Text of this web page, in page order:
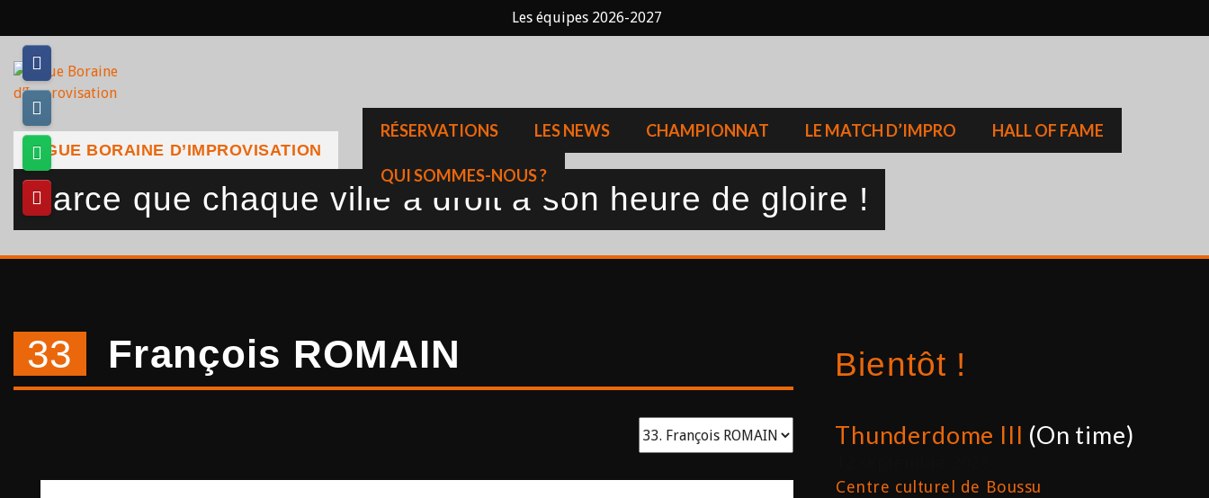
Les équipes 2026-2027
Skip
content
RÉSERVATIONS LES NEWS CHAMPIONNAT LE MATCH D’IMPRO HALL OF FAME
QUI SOMMES-NOUS ?
LIGUE BORAINE D’IMPROVISATION
Parce que chaque ville a droit à son heure de gloire !
33 François ROMAIN Bientôt !
Thunderdome III (On time)
Centre culturel de Boussu